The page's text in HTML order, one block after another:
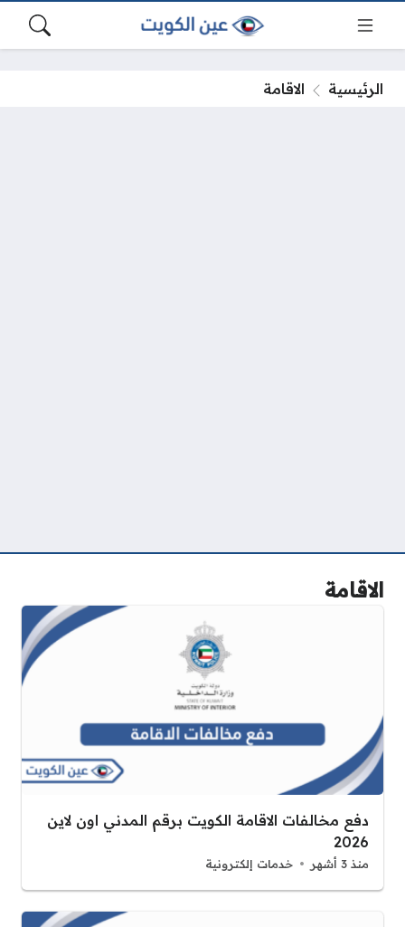
الرئيسية الاقامة
الاقامة
دفع مخالفات الاقامة الكويت برقم المدني اون لاين
2026
منذ 3 أشهر خدمات إلكترونية